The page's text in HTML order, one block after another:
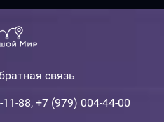
связь
88, +7 (979) 004-44-00